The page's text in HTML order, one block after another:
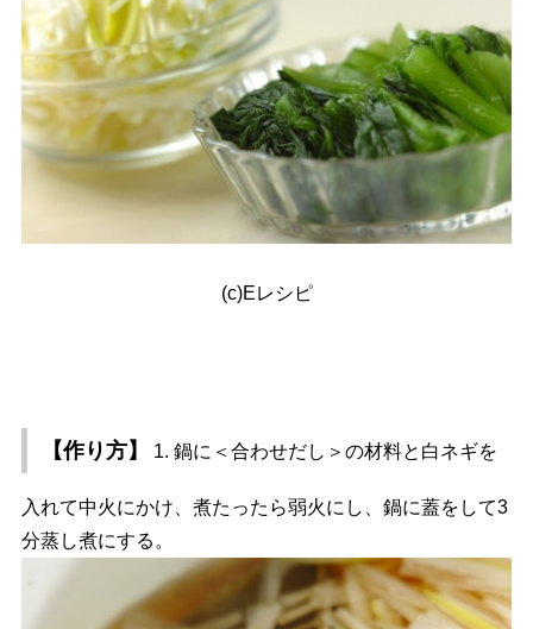
(c)Eレシピ
【作り方】 1. 鍋に＜合わせだし＞の材料と白ネギを
入れて中火にかけ、煮たったら弱火にし、鍋に蓋をして3
分蒸し煮にする。